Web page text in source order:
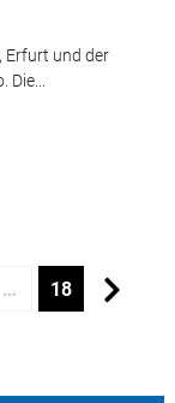
Erfurt und der
… 18